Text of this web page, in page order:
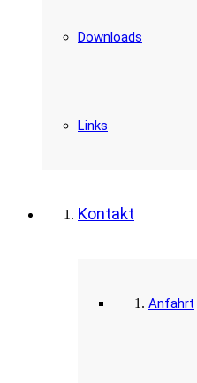
Downloads
Links
Kontakt
Anfahrt